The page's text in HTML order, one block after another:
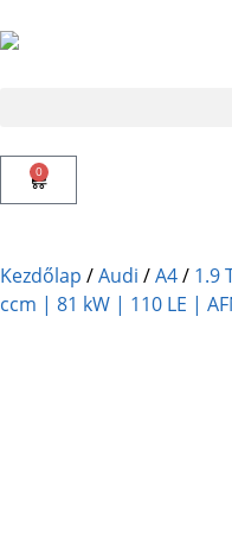
0
Kezdőlap /Audi /A4/ 1.9
ccm | 81 kW | 110 LE |